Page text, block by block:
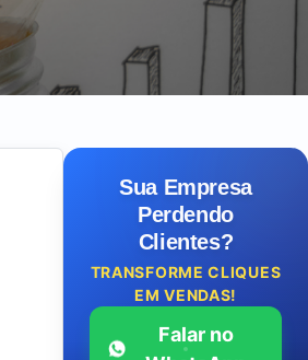
Sua Empresa
Perdendo
Clientes?
TRANSFORME CLIQUES
EM VENDAS!
Falar no